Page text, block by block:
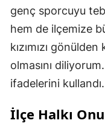
genç sporcuyu
hem de ilçemize
kızımızı
olmasını
ifadelerini kullandı.
İlçe Halkı